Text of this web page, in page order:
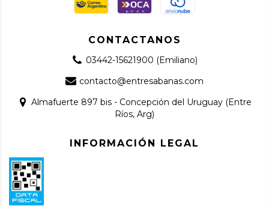
CONTACTANOS
03442-15621900 (Emiliano)
contacto@entresabanas.com
Almafuerte 897 bis - Concepción del Uruguay (Entre
Ríos, Arg)
INFORMACIÓN LEGAL